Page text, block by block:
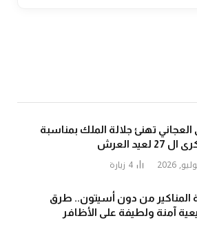
العجاني تهنئ جلالة الملك بمناسبة
27 لعيد العرش
4 زيارة
المناكير من دون أسيتون.. طرق
آمنة ولطيفة على الأظافر